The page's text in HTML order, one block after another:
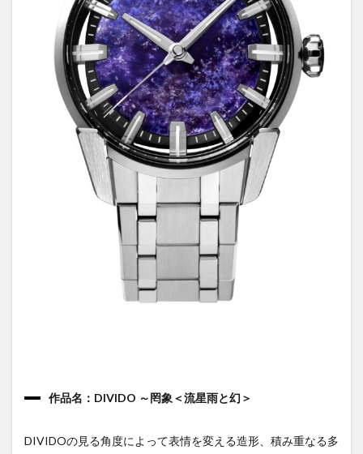
作品名：DIVIDO ～罔象＜流星雨と幻＞
DIVIDOの見る角度によって表情を変える造形、積み重なる多